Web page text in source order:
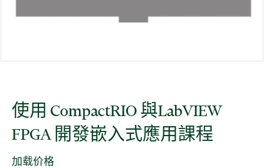
使用 CompactRIO 與LabVIEW
FPGA 開發嵌入式應用課程
加载价格